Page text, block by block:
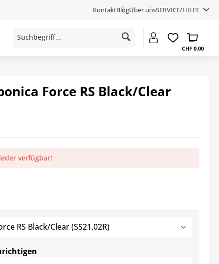
KontaktBlogÜber unsSERVICE/HILFE
CHF 0.00
Force RS Black/Clear
verfügbar!
RS Black/Clear (SS21.02R)